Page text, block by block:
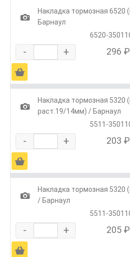
1
Накладка тормозная 6520
Барнаул
6520-
- + 296 ₽
Ä
1
Накладка тормозная 5320
раст.19/14мм) / Барнаул
5511-
- + 203 ₽
Ä
1
Накладка тормозная 5320
/ Барнаул
5511-
- + 205 ₽
Ä